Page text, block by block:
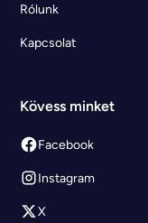
Rólunk
Kapcsolat
Kövess minket
Facebook
Instagram
X